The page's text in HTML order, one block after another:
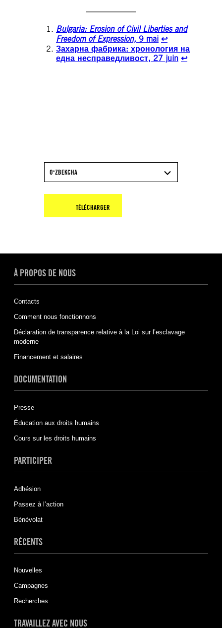
Bulgaria: Erosion of Civil Liberties and
Freedom of Expression, 9 mai ↩︎
Захарна фабрика: хронология на
една несправедливост, 27 juin ↩︎
OʻZBEKCHA
TÉLÉCHARGER
À PROPOS DE NOUS
Contacts
Comment nous fonctionnons
Déclaration de transparence relative à la Loi sur l’esclavage
moderne
Financement et salaires
DOCUMENTATION
Presse
Éducation aux droits humains
Cours sur les droits humains
PARTICIPER
Adhésion
Passez à l’action
Bénévolat
RÉCENTS
Nouvelles
Campagnes
Recherches
TRAVAILLEZ AVEC NOUS